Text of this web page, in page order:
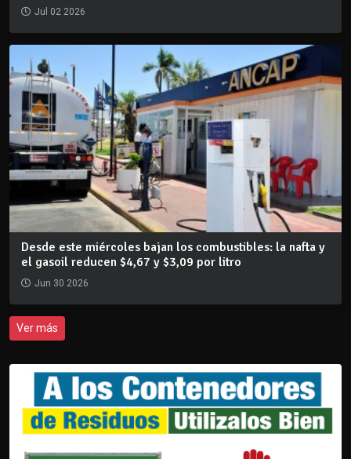
Jul 02 2026
Desde este miércoles bajan los combustibles: la nafta y
el gasoil reducen $4,67 y $3,09 por litro
Jun 30 2026
Ver más